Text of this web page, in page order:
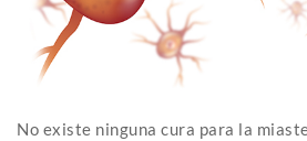
No existe ninguna cura para la